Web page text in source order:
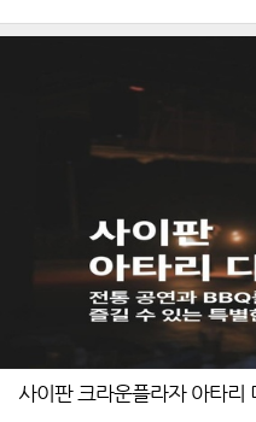
사이판 크라운플라자 아타리